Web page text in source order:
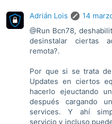
Adrián Lois
14
@Run Bcn78,
desinstalar ciertas
remota?.
Por que si se trata
Updates en ciertos
hacerlo ejeuctando
después cargando
services. Y ahí
servicio y incluso